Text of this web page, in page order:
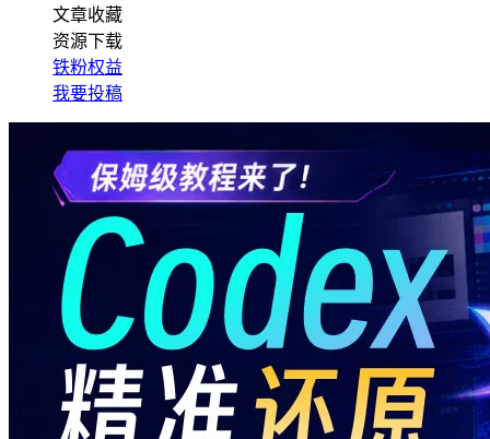
文章收藏
资源下载
铁粉权益
我要投稿